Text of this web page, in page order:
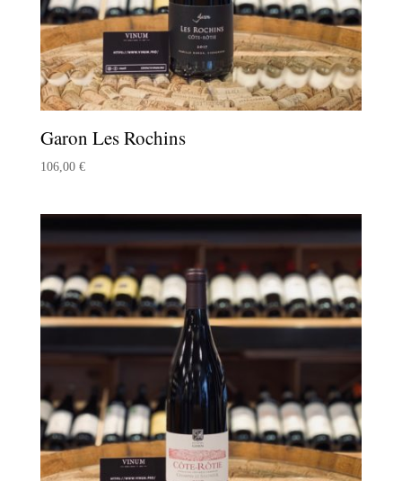
Garon Les Rochins
106,00 €